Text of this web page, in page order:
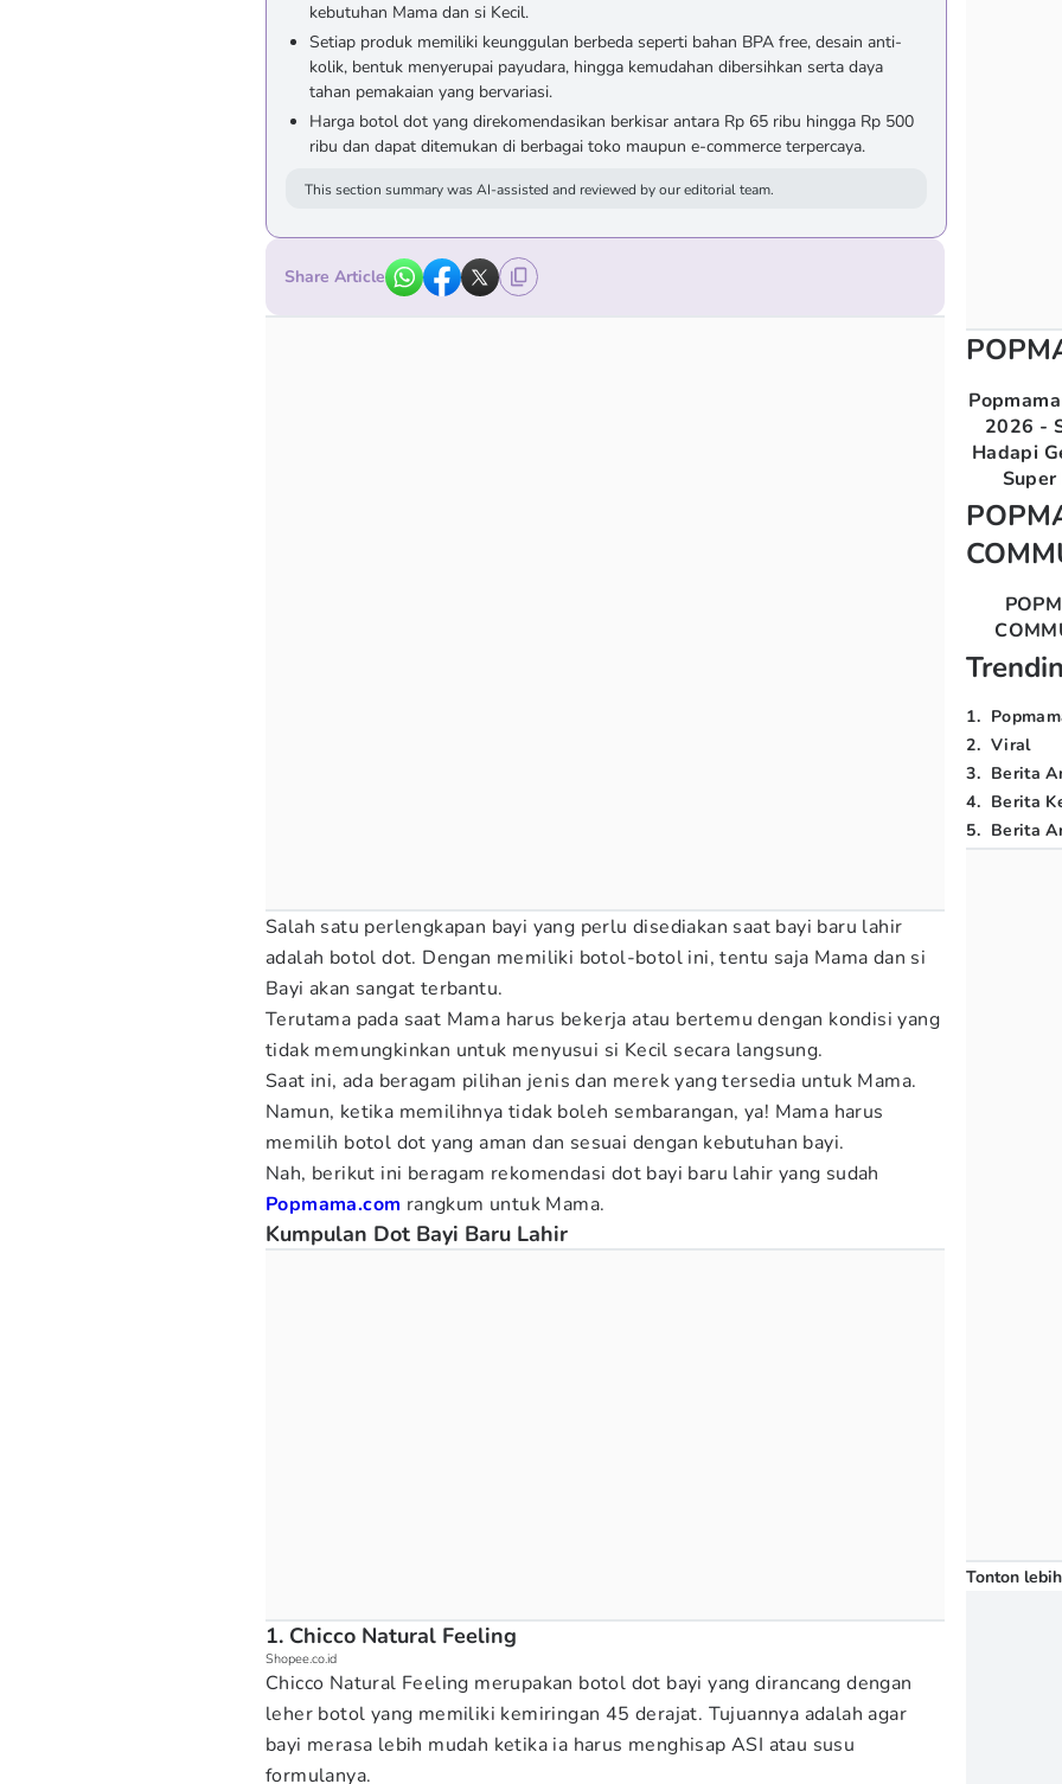
kebutuhan Mama dan si Kecil.
Setiap produk memiliki keunggulan berbeda seperti bahan BPA free, desain anti-
kolik, bentuk menyerupai payudara, hingga kemudahan dibersihkan serta daya
tahan pemakaian yang bervariasi.
Harga botol dot yang direkomendasikan berkisar antara Rp 65 ribu hingga Rp 500
ribu dan dapat ditemukan di berbagai toko maupun e-commerce terpercaya.
This section summary was AI-assisted and reviewed by our editorial team.
Share Article
Salah satu perlengkapan bayi yang perlu disediakan saat bayi baru lahir
adalah botol dot. Dengan memiliki botol-botol ini, tentu saja Mama dan si
Bayi akan sangat terbantu.
Terutama pada saat Mama harus bekerja atau bertemu dengan kondisi yang
tidak memungkinkan untuk menyusui si Kecil secara langsung.
Saat ini, ada beragam pilihan jenis dan merek yang tersedia untuk Mama.
Namun, ketika memilihnya tidak boleh sembarangan, ya! Mama harus
memilih botol dot yang aman dan sesuai dengan kebutuhan bayi.
Nah, berikut ini beragam rekomendasi dot bayi baru lahir yang sudah
Popmama.com rangkum untuk Mama.
Kumpulan Dot Bayi Baru Lahir
1. Chicco Natural Feeling
Shopee.co.id
Chicco Natural Feeling merupakan botol dot bayi yang dirancang dengan
leher botol yang memiliki kemiringan 45 derajat. Tujuannya adalah agar
bayi merasa lebih mudah ketika ia harus menghisap ASI atau susu
formulanya.
2026 -
Hadapi
1.
2. Viral
3. Berita
4. Berita
5. Berita
Tonton